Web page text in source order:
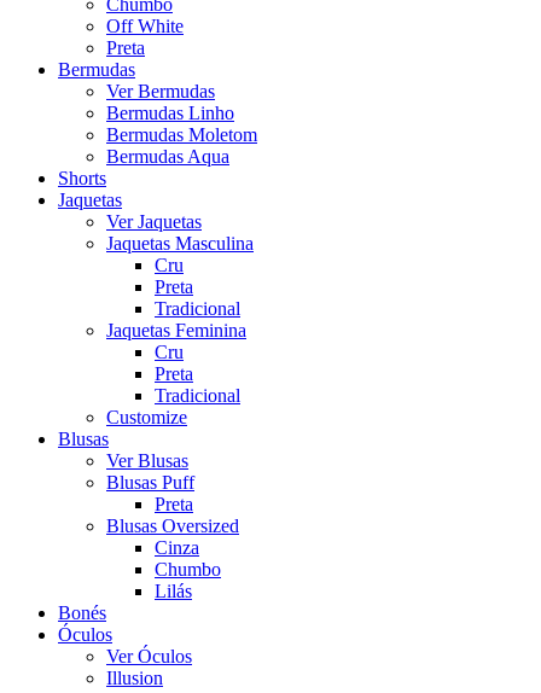
Chumbo
Off White
Preta
Bermudas
Ver Bermudas
Bermudas Linho
Bermudas Moletom
Bermudas Aqua
Shorts
Jaquetas
Ver Jaquetas
Jaquetas Masculina
Cru
Preta
Tradicional
Jaquetas Feminina
Cru
Preta
Tradicional
Customize
Blusas
Ver Blusas
Blusas Puff
Preta
Blusas Oversized
Cinza
Chumbo
Lilás
Bonés
Óculos
Ver Óculos
Illusion